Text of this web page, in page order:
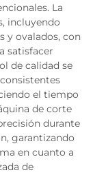
La
incluyendo
y ovalados, con
satisfacer
de calidad se
el tiempo
de corte
durante
garantizando
en cuanto a
de